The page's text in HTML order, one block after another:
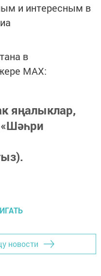
и интересным в
в
MАХ:
яңалыклар,
новости